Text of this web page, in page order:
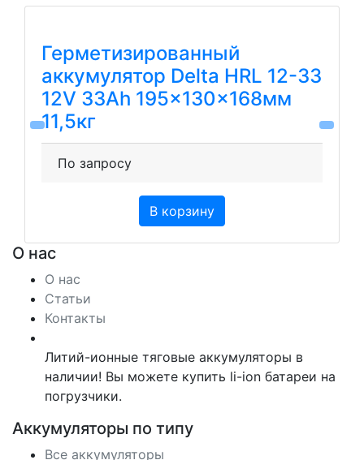
Герметизированный
аккумулятор Delta HRL 12-33
12V 33Ah 195x130x168мм
11,5кг
По запросу
В корзину
О нас
О нас
Статьи
Контакты
Литий-ионные тяговые аккумуляторы в
наличии! Вы можете купить li-ion батареи на
погрузчики.
Аккумуляторы по типу
Все аккумуляторы